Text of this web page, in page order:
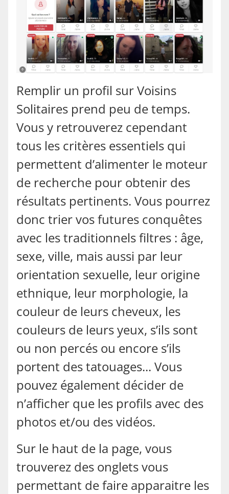
Remplir un profil sur Voisins
Solitaires prend peu de temps.
Vous y retrouverez cependant
tous les critères essentiels qui
permettent d’alimenter le moteur
de recherche pour obtenir des
résultats pertinents. Vous pourrez
donc trier vos futures conquêtes
avec les traditionnels filtres : âge,
sexe, ville, mais aussi par leur
orientation sexuelle, leur origine
ethnique, leur morphologie, la
couleur de leurs cheveux, les
couleurs de leurs yeux, s’ils sont
ou non percés ou encore s’ils
portent des tatouages... Vous
pouvez également décider de
n’afficher que les profils avec des
photos et/ou des vidéos.
Sur le haut de la page, vous
trouverez des onglets vous
permettant de faire apparaitre les